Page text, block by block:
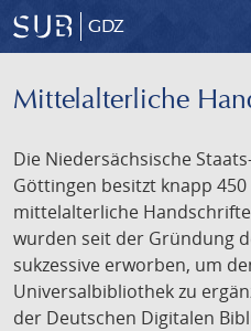
GDZ
Mittelalterliche
Die Niedersächsische
Göttingen besitzt knapp
mittelalterliche
wurden seit der Gründung
sukzessive erworben, um
Universalbibliothek zu
der Deutschen Digitalen